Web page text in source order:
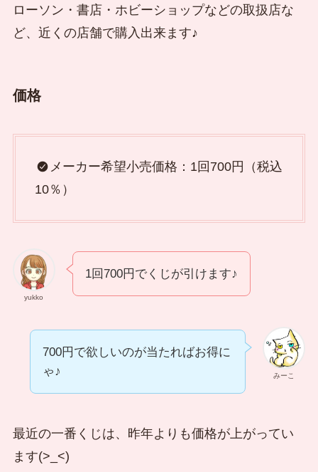
ローソン・書店・ホビーショップなどの取扱店な
ど、近くの店舗で購入出来ます♪
価格
メーカー希望小売価格：1回700円（税込
10％）
yukko
1回700円でくじが引けます♪
みーこ
700円で欲しいのが当たればお得に
ゃ♪
最近の一番くじは、昨年よりも価格が上がってい
ます(>_<)